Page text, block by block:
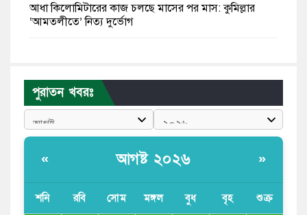
আধা কিলোমিটারের কাজ চলছে মাসের পর মাস: কুমিল্লার
‘আমতলীতে’ নিত্য দুর্ভোগ
পুলিশকে পিটিয়ে রক্তাক্ত করেছি এ দৃশ্য কি আপনারা দেখেননি:
এনসিপি নেতা
সরকার
পুরাতন খবরঃ
« আগষ্ট ২০২৬ »
শনি রবি সোম মঙ্গল বুধ বৃহ শুক্র